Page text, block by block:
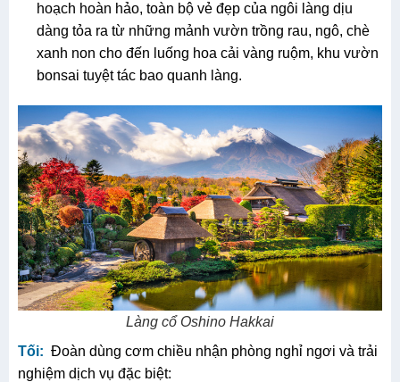
hoạch hoàn hảo, toàn bộ vẻ đẹp của ngôi làng dịu
dàng tỏa ra từ những mảnh vườn trồng rau, ngô, chè
xanh non cho đến luống hoa cải vàng ruộm, khu vườn
bonsai tuyệt tác bao quanh làng.
Làng cổ Oshino Hakkai
Tối: Đoàn dùng cơm chiều nhận phòng nghỉ ngơi và trải
nghiệm dịch vụ đặc biệt: